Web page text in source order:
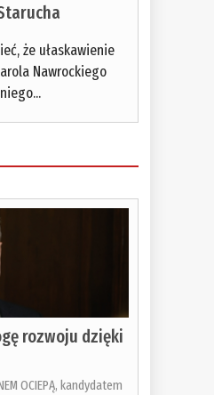
że ułaskawienie
Nawrockiego
rozwoju dzięki
OCIEPĄ, kandydatem